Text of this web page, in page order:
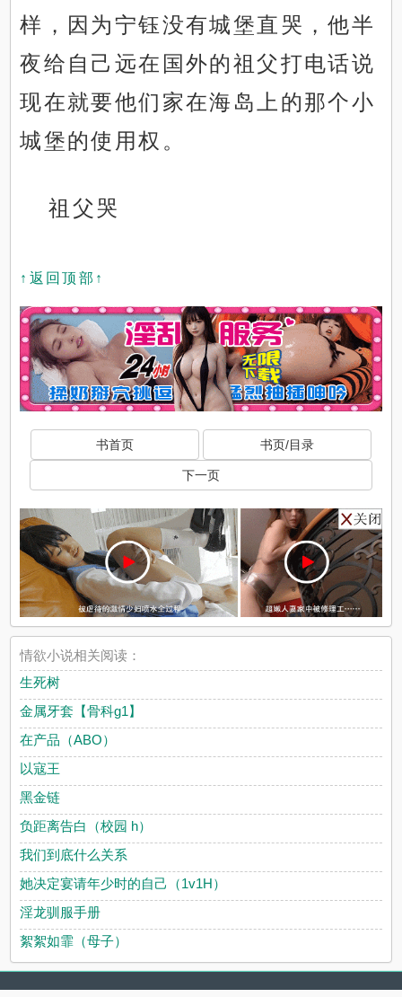
样，因为宁钰没有城堡直哭，他半
夜给自己远在国外的祖父打电话说
现在就要他们家在海岛上的那个小
城堡的使用权。
祖父哭
↑返回顶部↑
书首页 书页/目录
下一页
情欲小说相关阅读：
生死树
金属牙套【骨科g1】
在产品（ABO）
以寇王
黑金链
负距离告白（校园 h）
我们到底什么关系
她决定宴请年少时的自己（1v1H）
淫龙驯服手册
絮絮如霏（母子）